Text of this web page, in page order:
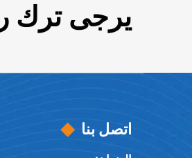
يرجى ترك
اتصل بنا